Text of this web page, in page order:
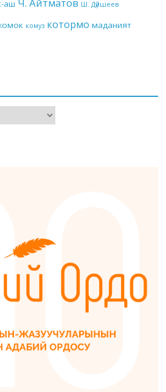
аш Ш. Дүйшеев
комуз котормо маданият